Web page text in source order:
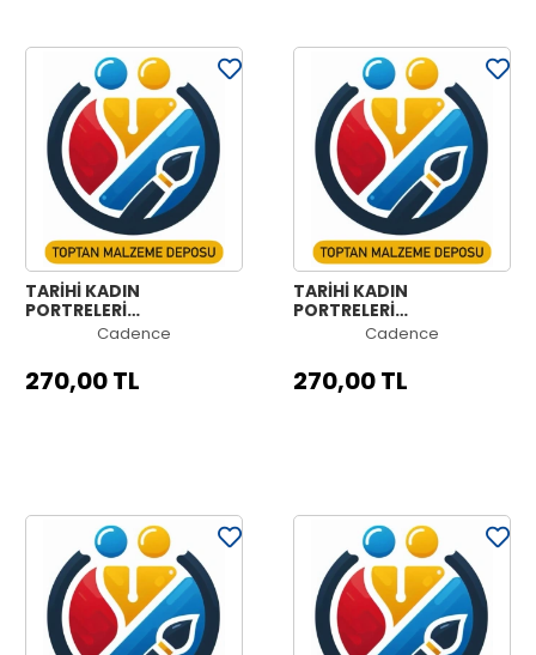
TARİHİ KADIN
PORTRELERİ
KOLEKSİYONU HW-04
Cadence
270,00 TL
TARİHİ KADIN
PORTRELERİ
KOLEKSİYONU HW-03
Cadence
270,00 TL